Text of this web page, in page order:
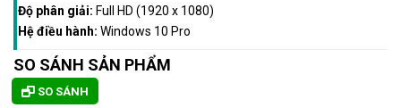
Độ phân giải: Full HD (1920 x 1080)
Hệ điều hành: Windows 10 Pro
SO SÁNH SẢN PHẨM
SO SÁNH